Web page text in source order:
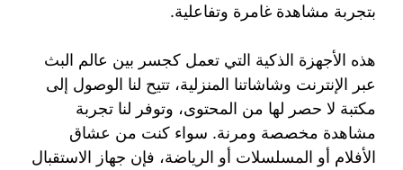
بتجربة مشاهدة غامرة وتفاعلية.
هذه الأجهزة الذكية التي تعمل كجسر بين عالم البث
عبر الإنترنت وشاشاتنا المنزلية، تتيح لنا الوصول إلى
مكتبة لا حصر لها من المحتوى، وتوفر لنا تجربة
مشاهدة مخصصة ومرنة. سواء كنت من عشاق
الأفلام أو المسلسلات أو الرياضة، فإن جهاز الاستقبال